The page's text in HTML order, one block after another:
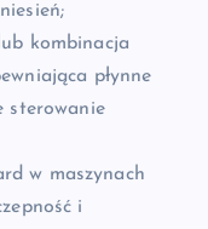
kombinacja
płynne
sterowanie
w maszynach
i